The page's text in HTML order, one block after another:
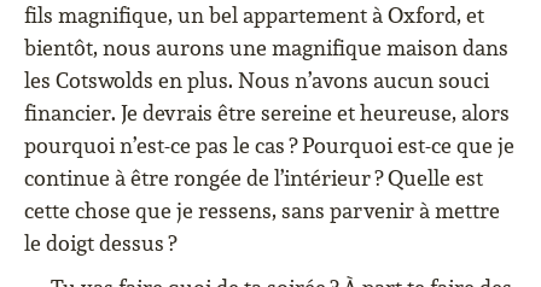
fils magnifique, un bel appartement à Oxford, et
bientôt, nous aurons une magnifique maison dans
les Cotswolds en plus. Nous n’avons aucun souci
financier. Je devrais être sereine et heureuse, alors
pourquoi n’est-ce pas le cas ? Pourquoi est-ce que je
continue à être rongée de l’intérieur ? Quelle est
cette chose que je ressens, sans parvenir à mettre
le doigt dessus ?